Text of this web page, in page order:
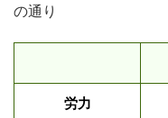
の通り
労力